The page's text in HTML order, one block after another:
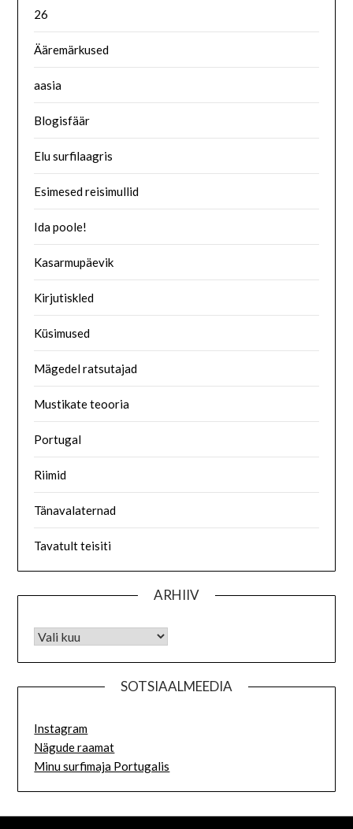
26
Ääremärkused
aasia
Blogisfäär
Elu surfilaagris
Esimesed reisimullid
Ida poole!
Kasarmupäevik
Kirjutiskled
Küsimused
Mägedel ratsutajad
Mustikate teooria
Portugal
Riimid
Tänavalaternad
Tavatult teisiti
ARHIIV
SOTSIAALMEEDIA
Instagram
Nägude raamat
Minu surfimaja Portugalis